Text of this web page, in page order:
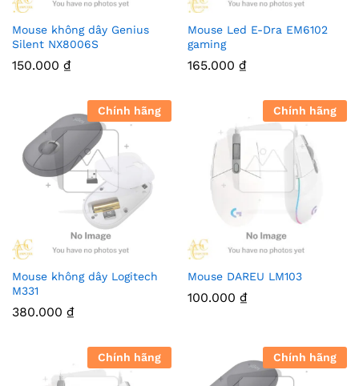
Mouse không dây Genius
Silent NX8006S
150.000 ₫
Mouse Led E-Dra EM6102
gaming
165.000 ₫
Chính hãng
Mouse không dây Logitech
M331
380.000 ₫
Chính hãng
Mouse DAREU LM103
100.000 ₫
Chính hãng Chính hãng